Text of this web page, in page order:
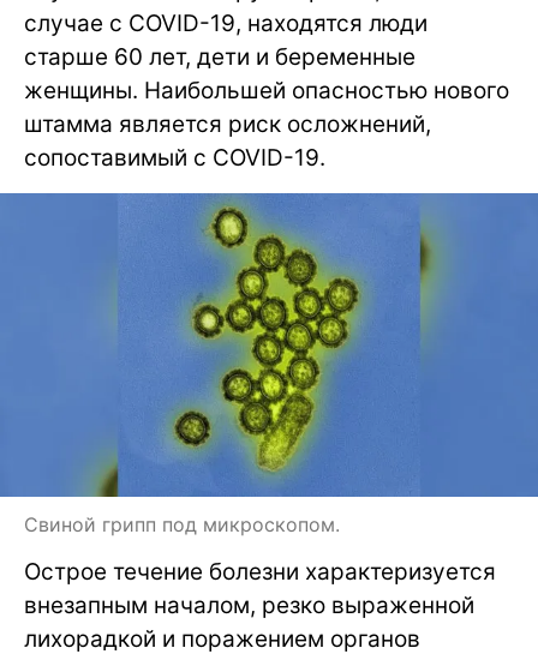
случае с COVID-19, находятся люди
старше 60 лет, дети и беременные
женщины. Наибольшей опасностью нового
штамма является риск осложнений,
сопоставимый с COVID-19.
Свиной грипп под микроскопом.
Острое течение болезни характеризуется
внезапным началом, резко выраженной
лихорадкой и поражением органов